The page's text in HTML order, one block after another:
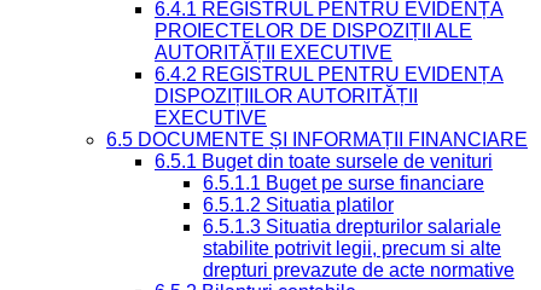
6.4.1 REGISTRUL PENTRU EVIDENȚA
PROIECTELOR DE DISPOZIȚII ALE
AUTORITĂȚII EXECUTIVE
6.4.2 REGISTRUL PENTRU EVIDENȚA
DISPOZIȚIILOR AUTORITĂȚII
EXECUTIVE
6.5 DOCUMENTE ȘI INFORMAȚII FINANCIARE
6.5.1 Buget din toate sursele de venituri
6.5.1.1 Buget pe surse financiare
6.5.1.2 Situatia platilor
6.5.1.3 Situatia drepturilor salariale
stabilite potrivit legii, precum si alte
drepturi prevazute de acte normative